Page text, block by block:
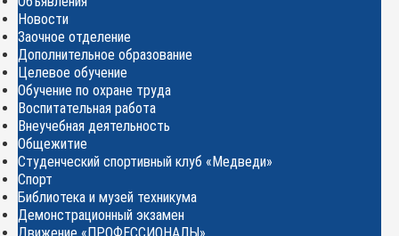
Новости
Заочное отделение
Дополнительное образование
Целевое обучение
Обучение по охране труда
Воспитательная работа
Внеучебная деятельность
Общежитие
Студенческий спортивный клуб «Медведи»
Спорт
Библиотека и музей техникума
Демонстрационный экзамен